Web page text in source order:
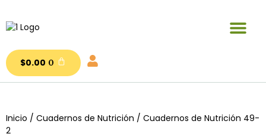
$0.00 0
Inicio / Cuadernos de Nutrición / Cuadernos de Nutrición 49-
2